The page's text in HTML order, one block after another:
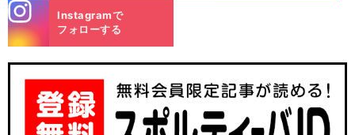
m
Instagramで
フォローする